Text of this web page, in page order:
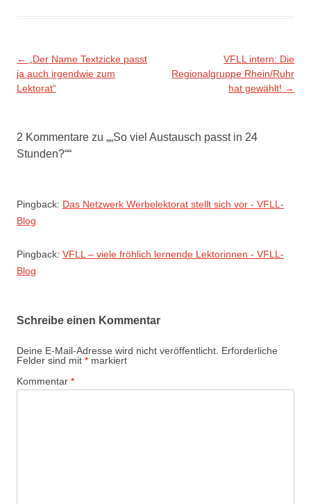
Beitragsnavigation
←
„Der Name Textzicke passt
ja auch irgendwie zum
Lektorat“
VFLL intern: Die
Regionalgruppe Rhein/Ruhr
hat gewählt! →
2 Kommentare zu „„So viel Austausch passt in 24
Stunden?““
Pingback: Das Netzwerk Werbelektorat stellt sich vor - VFLL-
Blog
Pingback: VFLL – viele fröhlich lernende Lektorinnen - VFLL-
Blog
Schreibe einen Kommentar
Deine E-Mail-Adresse wird nicht veröffentlicht. Erforderliche
Felder sind mit * markiert
Kommentar *